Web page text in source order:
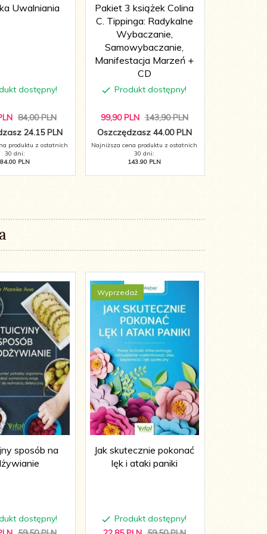
Uwalniania
dostępny!
84,00 PLN
24.15 PLN
produktu z ostatnich
30 dni:
84.00 PLN
Pakiet 3 książek Colina
C. Tippinga: Radykalne
Wybaczanie,
Samowybaczanie,
Manifestacja Marzeń +
CD
Produkt dostępny!
99,90 PLN 143,90 PLN
Oszczędzasz 44.00 PLN
Najniższa cena produktu z ostatnich
30 dni:
143.90 PLN
sposób na
dostępny!
Wyprzedaż
Jak skutecznie pokonać
lęk i ataki paniki
Produkt dostępny!